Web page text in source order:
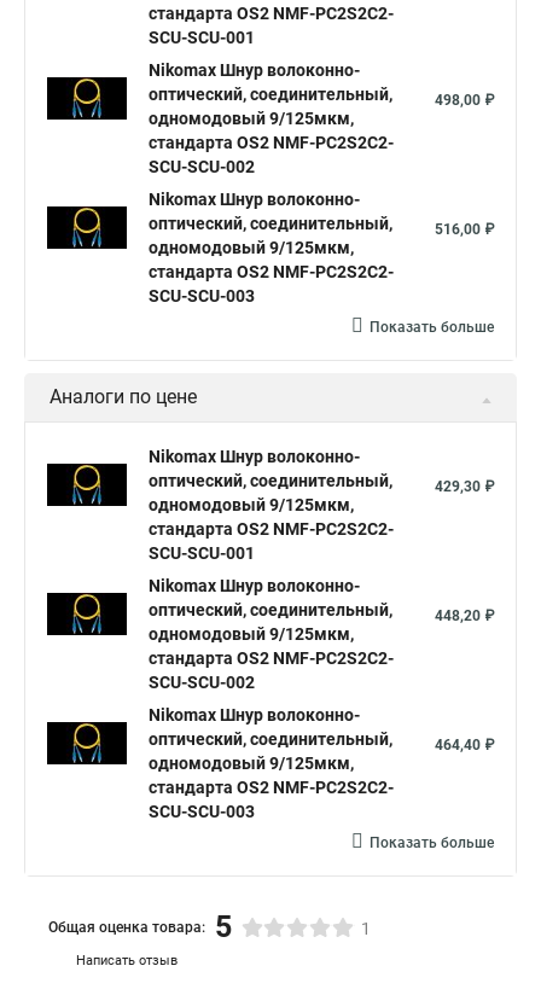
стандарта OS2 NMF-PC2S2C2-
SCU-SCU-001
Nikomax Шнур волоконно-
оптический, соединительный,
одномодовый 9/125мкм,
стандарта OS2 NMF-PC2S2C2-
SCU-SCU-002
498,00 ₽
Nikomax Шнур волоконно-
оптический, соединительный,
одномодовый 9/125мкм,
стандарта OS2 NMF-PC2S2C2-
SCU-SCU-003
516,00 ₽
Показать больше
Аналоги по цене
Nikomax Шнур волоконно-
оптический, соединительный,
одномодовый 9/125мкм,
стандарта OS2 NMF-PC2S2C2-
SCU-SCU-001
429,30 ₽
Nikomax Шнур волоконно-
оптический, соединительный,
одномодовый 9/125мкм,
стандарта OS2 NMF-PC2S2C2-
SCU-SCU-002
448,20 ₽
Nikomax Шнур волоконно-
оптический, соединительный,
одномодовый 9/125мкм,
стандарта OS2 NMF-PC2S2C2-
SCU-SCU-003
464,40 ₽
Показать больше
Написать отзыв
Общая оценка товара: 5 1